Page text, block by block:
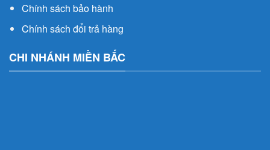
Chính sách bảo hành
Chính sách đổi trả hàng
CHI NHÁNH MIỀN BẮC